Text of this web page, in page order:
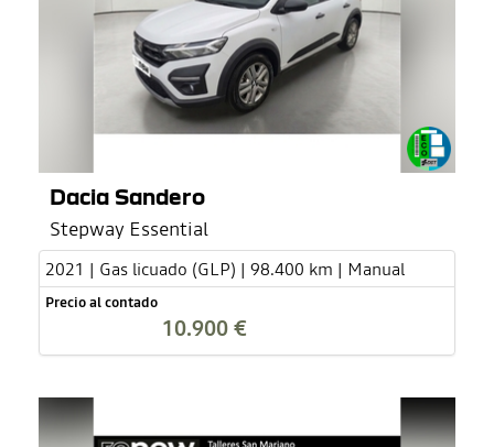
Dacia Sandero
Stepway Essential
2021 | Gas licuado (GLP) | 98.400 km | Manual
Precio al contado
10.900 €